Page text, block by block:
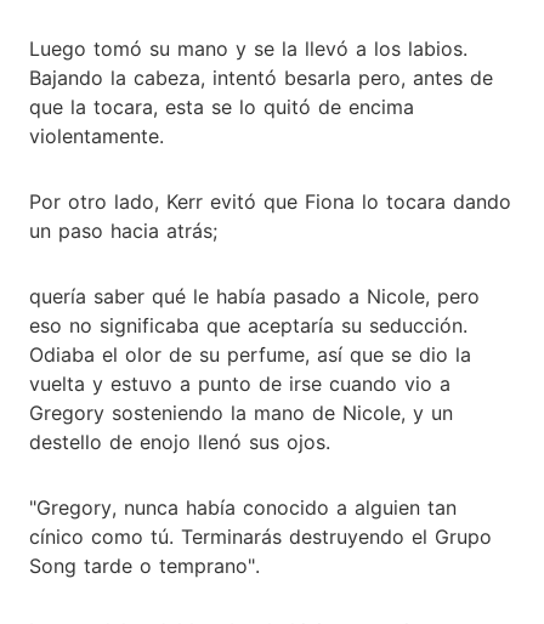
Luego tomó su mano y se la llevó a los labios.
Bajando la cabeza, intentó besarla pero, antes de
que la tocara, esta se lo quitó de encima
violentamente.
Por otro lado, Kerr evitó que Fiona lo tocara dando
un paso hacia atrás;
quería saber qué le había pasado a Nicole, pero
eso no significaba que aceptaría su seducción.
Odiaba el olor de su perfume, así que se dio la
vuelta y estuvo a punto de irse cuando vio a
Gregory sosteniendo la mano de Nicole, y un
destello de enojo llenó sus ojos.
"Gregory, nunca había conocido a alguien tan
cínico como tú. Terminarás destruyendo el Grupo
Song tarde o temprano".